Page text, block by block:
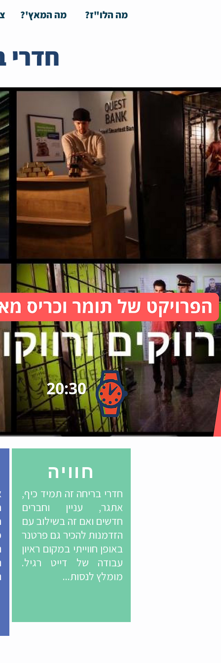
מה הלו"ז? מה המאץ'?
חדרי
חוויה
חדרי בריחה זה תמיד כיף,
אתגר, עניין וחברים
חדשים ואם זה בשילוב עם
הזדמנות להכיר גם פרטנר
באופן חווייתי במקום ראיון
עבודה של דייט רגיל.
מומלץ לנסות...